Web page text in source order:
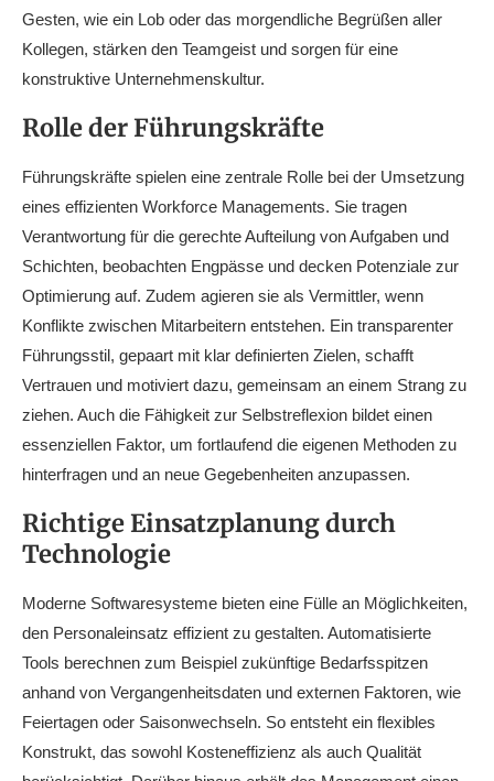
Gesten, wie ein Lob oder das morgendliche Begrüßen aller
Kollegen, stärken den Teamgeist und sorgen für eine
konstruktive Unternehmenskultur.
Rolle der Führungskräfte
Führungskräfte spielen eine zentrale Rolle bei der Umsetzung
eines effizienten Workforce Managements. Sie tragen
Verantwortung für die gerechte Aufteilung von Aufgaben und
Schichten, beobachten Engpässe und decken Potenziale zur
Optimierung auf. Zudem agieren sie als Vermittler, wenn
Konflikte zwischen Mitarbeitern entstehen. Ein transparenter
Führungsstil, gepaart mit klar definierten Zielen, schafft
Vertrauen und motiviert dazu, gemeinsam an einem Strang zu
ziehen. Auch die Fähigkeit zur Selbstreflexion bildet einen
essenziellen Faktor, um fortlaufend die eigenen Methoden zu
hinterfragen und an neue Gegebenheiten anzupassen.
Richtige Einsatzplanung durch
Technologie
Moderne Softwaresysteme bieten eine Fülle an Möglichkeiten,
den Personaleinsatz effizient zu gestalten. Automatisierte
Tools berechnen zum Beispiel zukünftige Bedarfsspitzen
anhand von Vergangenheitsdaten und externen Faktoren, wie
Feiertagen oder Saisonwechseln. So entsteht ein flexibles
Konstrukt, das sowohl Kosteneffizienz als auch Qualität